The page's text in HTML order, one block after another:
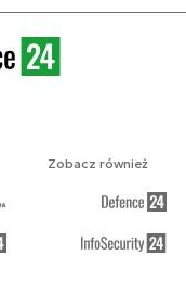
Zobacz również